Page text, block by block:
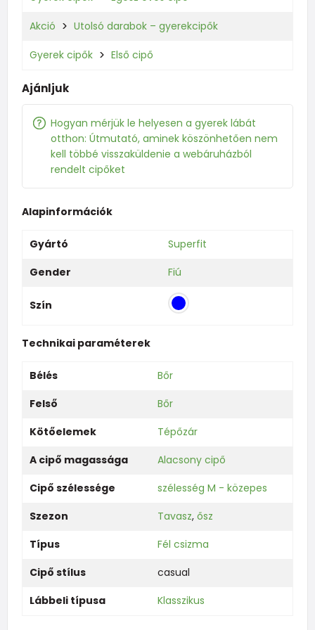
Akció Utolsó darabok – gyerekcipők
Gyerek cipők Első cipő
Ajánljuk
Hogyan mérjük le helyesen a gyerek lábát
otthon: Útmutató, aminek köszönhetően nem
kell többé visszaküldenie a webáruházból
rendelt cipőket
Alapinformációk
Gyártó
Superfit
Gender
Fiú
Szín
Technikai paraméterek
Bélés
Bőr
Felső
Bőr
Kötőelemek
Tépőzár
A cipő magassága
Alacsony cipő
Cipő szélessége
szélesség M - közepes
Szezon
Tavasz, ősz
Típus
Fél csizma
Cipő stílus
casual
Lábbeli típusa
Klasszikus